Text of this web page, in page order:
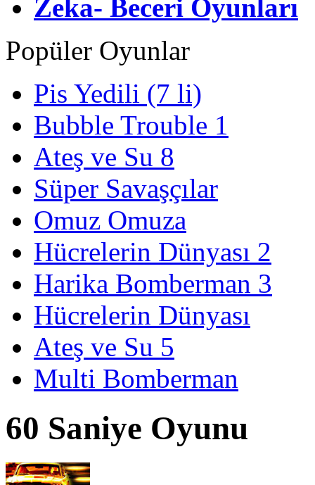
Zeka- Beceri Oyunları
Popüler Oyunlar
Pis Yedili (7 li)
Bubble Trouble 1
Ateş ve Su 8
Süper Savaşçılar
Omuz Omuza
Hücrelerin Dünyası 2
Harika Bomberman 3
Hücrelerin Dünyası
Ateş ve Su 5
Multi Bomberman
60 Saniye Oyunu